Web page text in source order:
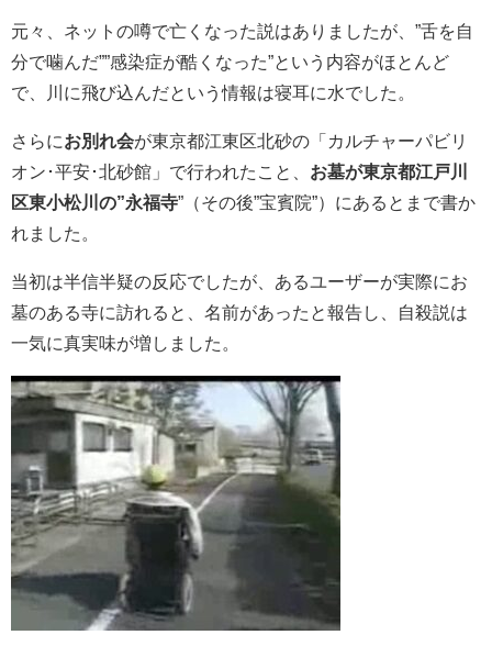
元々、ネットの噂で亡くなった説はありましたが、”舌を自
分で噛んだ””感染症が酷くなった”という内容がほとんど
で、川に飛び込んだという情報は寝耳に水でした。
さらにお別れ会が東京都江東区北砂の「カルチャーパビリ
オン･平安･北砂館」で行われたこと、 お墓が東京都江戸川
区東小松川の”永福寺”（その後”宝賓院”）にあるとまで書か
れました。
当初は半信半疑の反応でしたが、あるユーザーが実際にお
墓のある寺に訪れると、名前があったと報告し、自殺説は
一気に真実味が増しました。